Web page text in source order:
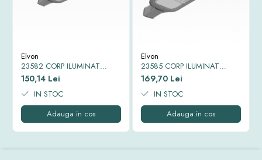
Elvon
23582 CORP ILUMINAT
STRADAL LED SMD EQUINOX
II 6500K IP65 30W
150,14 Lei
IN STOC
Adauga in cos
Elvon
23585 CORP ILUMINAT
STRADAL LED SMD EQUINOX
II 6500K IP65 50W
169,70 Lei
IN STOC
Adauga in cos